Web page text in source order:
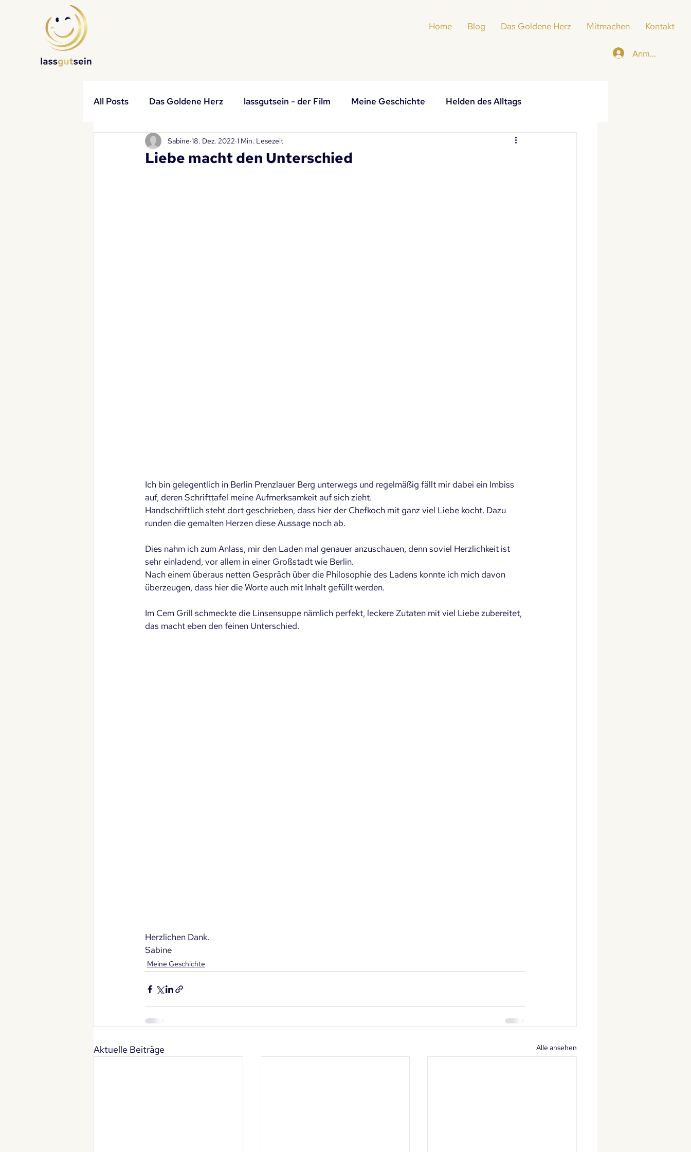
All Posts Das Goldene Herz lassgutsein - der Film Meine Geschichte Helden des Alltags
Impulse Partner Haiku und Elfchen
Liebe macht den Unterschied
Sabine 18. Dez. 2022 1 Min. Lesezeit
Ich bin gelegentlich in Berlin Prenzlauer Berg unterwegs und regelmäßig fällt mir dabei ein Imbiss
auf, deren Schrifttafel meine Aufmerksamkeit auf sich zieht.
Handschriftlich steht dort geschrieben, dass hier der Chefkoch mit ganz viel Liebe kocht. Dazu
runden die gemalten Herzen diese Aussage noch ab.
Dies nahm ich zum Anlass, mir den Laden mal genauer anzuschauen, denn soviel Herzlichkeit ist
sehr einladend, vor allem in einer Großstadt wie Berlin.
Nach einem überaus netten Gespräch über die Philosophie des Ladens konnte ich mich davon
überzeugen, dass hier die Worte auch mit Inhalt gefüllt werden.
Im Cem Grill schmeckte die Linsensuppe nämlich perfekt, leckere Zutaten mit viel Liebe zubereitet,
das macht eben den feinen Unterschied.
Herzlichen Dank.
Sabine
Meine Geschichte
Aktuelle Beiträge Alle ansehen
Home Blog Das Goldene Herz Mitmachen Kontakt
Anmelden